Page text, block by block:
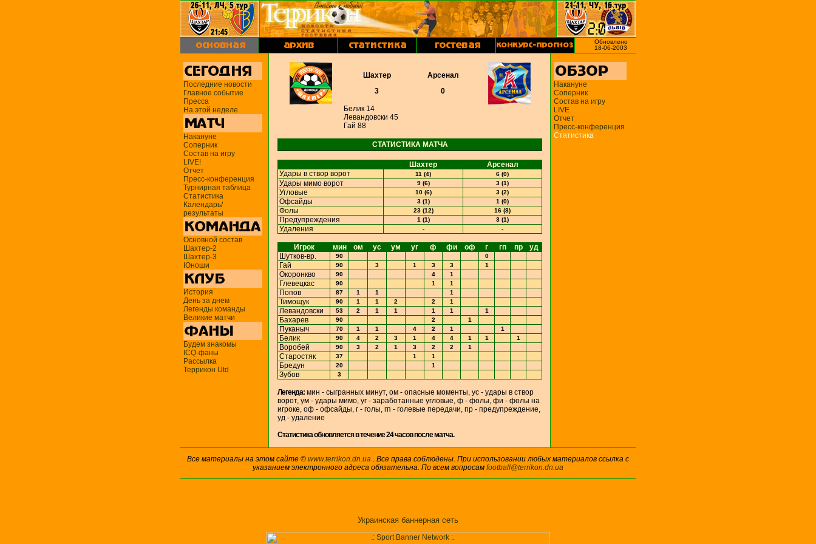
Обновлено
18-06-2003
Последние новости
Главное событие
Пресса
На этой неделе
Накануне
Соперник
Состав на игру
LIVE!
Отчет
Пресс-конференция
Турнирная таблица
Статистика
Календарь/
результаты
Основной состав
Шахтер-2
Шахтер-3
Юноши
История
День за днем
Легенды команды
Великие матчи
Будем знакомы
ICQ-фаны
Рассылка
Террикон Utd
Шахтер
3
Арсенал
0
Белик 14
Левандовски 45
Гай 88
СТАТИСТИКА МАТЧА
Шахтер
Арсенал
Удары в створ ворот
11 (4) 6 (0)
Удары мимо ворот 9 (6) 3 (1)
Угловые 10 (6) 3 (2)
Офсайды 3 (1) 1 (0)
Фолы 23 (12) 16 (8)
Предупреждения 1 (1) 3 (1)
Удаления - -
Игрок мин ом ус ум уг ф фи оф г гп пр
уд
Шутков-вр.
90 0
Гай 90 3 1 3 3 1
Окоронкво 90 4 1
Глевецкас 90 1 1
Попов 87 1 1 1
Тимощук 90 1 1 2 2 1
Левандовски 53 2 1 1 1 1 1
Бахарев 90 2 1
Пуканыч 70 1 1 4 2 1 1
Белик 90 4 2 3 1 4 4 1 1 1
Воробей 90 3 2 1 3 2 2 1
Старостяк 37 1 1
Бредун 20 1
Зубов 3
Легенда: мин - сыгранных минут, ом - опасные моменты, ус - удары в створ
ворот, ум - удары мимо, уг - заработанные угловые, ф - фолы, фи - фолы на
игроке, оф - офсайды, г - голы, гп - голевые передачи, пр - предупреждение,
уд - удаление
Cтатистика обновляется в течение 24 часов после матча.
Накануне
Соперник
Состав на игру
LIVE
Отчет
Пресс-конференция
Статистика
Все материалы на этом сайте © www.terrikon.dn.ua . Все права соблюдены. При использовании любых материалов ссылка с
указанием электронного адреса обязательна. По всем вопросам football@terrikon.dn.ua
Украинская баннерная сеть